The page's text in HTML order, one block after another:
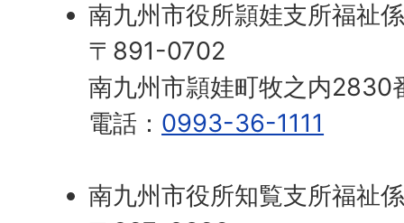
南九州市役所頴娃支所福祉
〒891-0702
南九州市頴娃町牧之内2830
電話： 0993-36-1111
南九州市役所知覧支所福祉